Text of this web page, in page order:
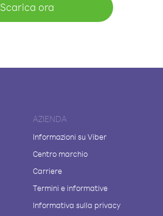
Scarica ora
AZIENDA
Informazioni su Viber
Centro marchio
Carriere
Termini e informative
Informativa sulla privacy